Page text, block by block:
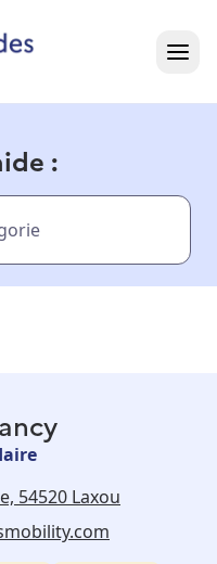
:
54520 Laxou